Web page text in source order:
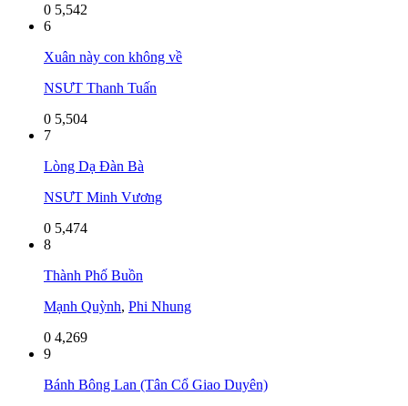
0 5,542
6
Xuân này con không về
NSƯT Thanh Tuấn
0 5,504
7
Lòng Dạ Đàn Bà
NSƯT Minh Vương
0 5,474
8
Thành Phố Buồn
Mạnh Quỳnh, Phi Nhung
0 4,269
9
Bánh Bông Lan (Tân Cổ Giao Duyên)